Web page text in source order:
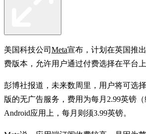
美国科技公司 Meta宣布，计划在英国推
费版本，允许用户通过付费选择在平台上
彭博社报道，未来数周里，用户将可选
版的无广告服务，费用为每月2.99英镑
Android应用上，每月则须3.99英镑。